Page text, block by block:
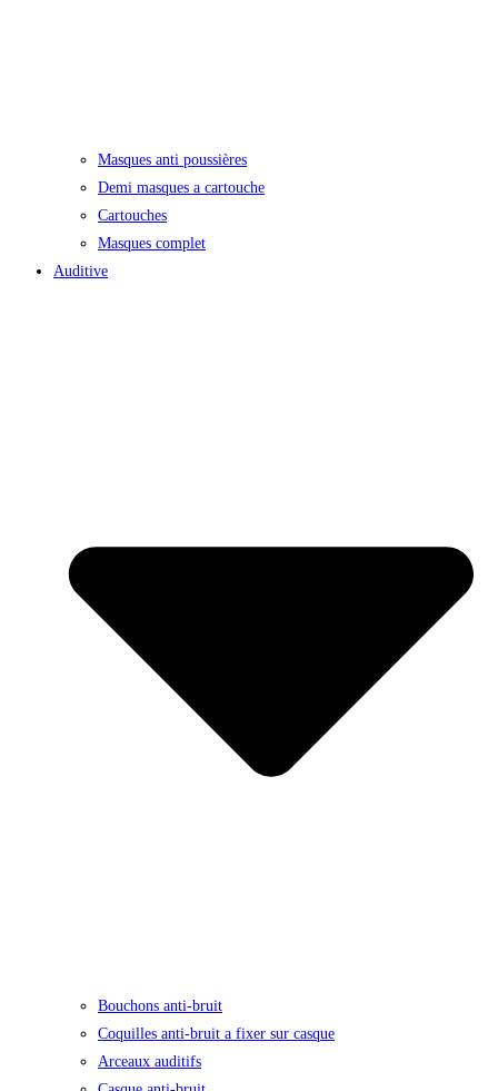
Masques anti poussières
Demi masques a cartouche
Cartouches
Masques complet
Auditive
Bouchons anti-bruit
Coquilles anti-bruit a fixer sur casque
Arceaux auditifs